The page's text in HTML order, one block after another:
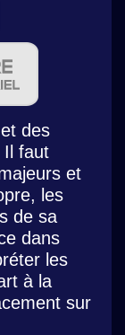
des
Il faut
et
les
de sa
dans
les
à la
sur